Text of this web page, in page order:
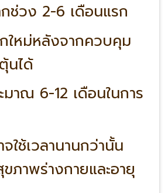
ช่วง 2-6 เดือนแรก
ใหม่หลังจากควบคุม
นได้
มาณ 6-12 เดือนในการ
ใช้เวลานานกว่านั้น
ภาพร่างกายและอายุ